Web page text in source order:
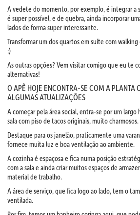
A vedete do momento, por exemplo, é integrar a
é super possível, e de quebra, ainda incorporar
lados de forma super interessante.
Transformar um dos quartos em suíte com
:)
As outras opções? Vem visitar comigo que eu te
alternativas!
O APÊ HOJE ENCONTRA-SE COM A PLANTA
ALGUMAS ATUALIZAÇÕES
A começar pela área social, entra-se por um largo
sala com piso de tacos originais, muito charmosos.
Destaque para os janelão, praticamente uma
fornece muita luz e boa ventilação ao ambiente.
A cozinha é espaçosa e fica numa posição
com a sala e ainda criar muitos espaços de
material de trabalho.
A área de serviço, que fica logo ao lado, tem o
ventilada.